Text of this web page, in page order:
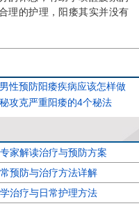
理的护理，阳痿其实并没有
性预防阳痿疾病应该怎样做
攻克严重阳痿的4个秘法
家解读治疗与预防方案
预防与治疗方法详解
治疗与日常护理方法